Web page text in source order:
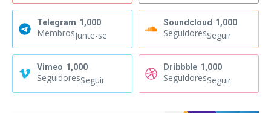
Telegram 1,000
MembrosJunte-se
Soundcloud 1,000
SeguidoresSeguir
Vimeo 1,000
SeguidoresSeguir
Dribbble 1,000
SeguidoresSeguir